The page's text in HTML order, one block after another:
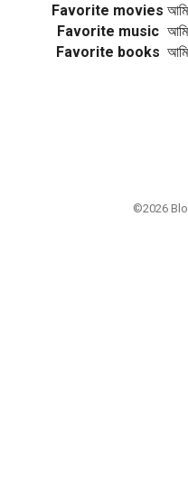
Favorite movies
Favorite music
Favorite books
©2026